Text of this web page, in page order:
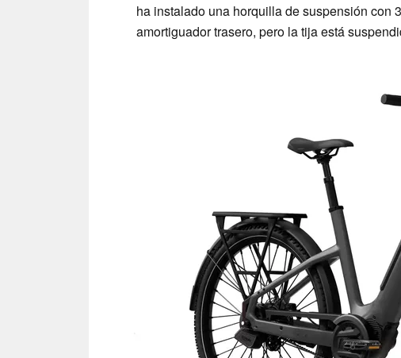
ha instalado una horquilla de suspensión con
amortiguador trasero, pero la tija está